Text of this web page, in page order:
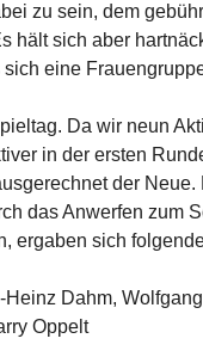
zu sein, dem
hält sich aber
sich eine
Da wir neun
in der ersten
der Neue.
das Anwerfen zum
ergaben sich
Heinz Dahm,
Oppelt